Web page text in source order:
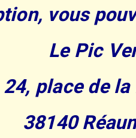
vous
Le Pic
24, place de
38140